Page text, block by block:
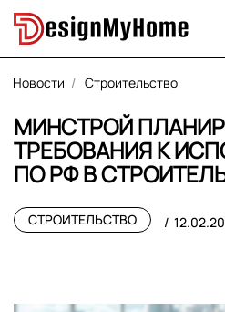
Новости Строительство
МИНСТРОЙ
ТРЕБОВАНИЯ К
ПО РФ В
СТРОИТЕЛЬСТВО